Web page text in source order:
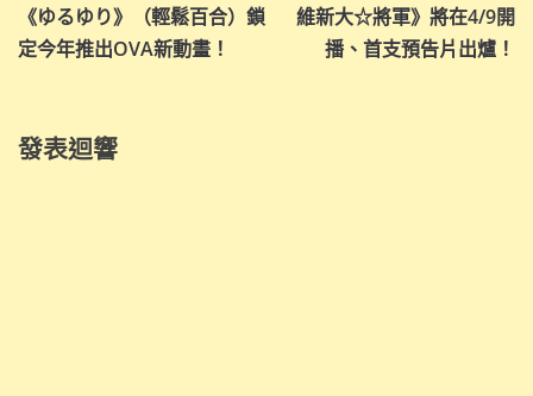
導
覽
《ゆるゆり》（輕鬆百合）鎖
定今年推出OVA新動畫！
維新大☆將軍》將在4/9開
播、首支預告片出爐！
發表迴響